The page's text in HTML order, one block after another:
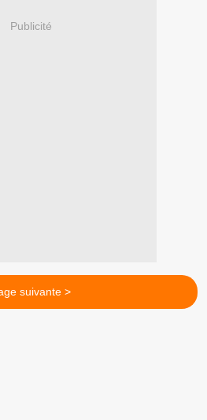
Publicité
suivante >